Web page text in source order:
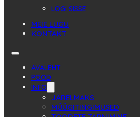
LOGI SISSE
MEIE LUGU
KONTAKT
AVALEHT
POOD
INFO
JÄRELMAKS
MÜÜGITINGIMUSED